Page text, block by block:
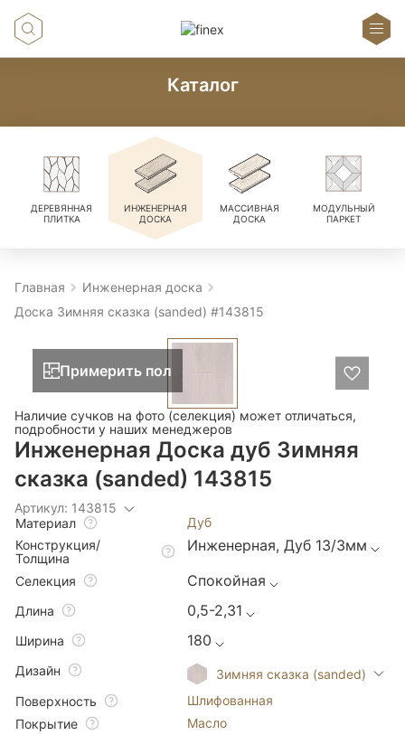
Каталог
ДЕРЕВЯННАЯ
ПЛИТКА
ИНЖЕНЕРНАЯ
ДОСКА
МАССИВНАЯ
ДОСКА
МОДУЛЬНЫЙ
ПАРКЕТ
Главная
Инженерная доска
Доска Зимняя сказка (sanded) #143815
Примерить пол
Наличие сучков на фото (селекция) может отличаться,
подробности у наших менеджеров
Инженерная Доска дуб Зимняя
сказка (sanded) 143815
Артикул: 143815
Материал
Дуб
Конструкция/
Толщина
Инженерная, Дуб 13/3мм
Селекция Спокойная
Длина 0,5-2,31
Ширина 180
Дизайн
Зимняя сказка (sanded)
Поверхность
Шлифованная
Покрытие
Масло